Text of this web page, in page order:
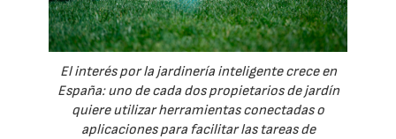
El interés por la jardinería inteligente crece en
España: uno de cada dos propietarios de jardín
quiere utilizar herramientas conectadas o
aplicaciones para facilitar las tareas de